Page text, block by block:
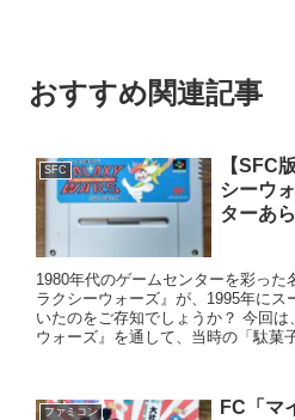
おすすめ関連記事
SFC
【SFC
シーウ
ターあ
1980年代のゲームセンターを彩った
ラクシーウォーズ』が、1995年にス
いたのをご存知でしょうか？ 今回
ウォーズ』を通して、当時の「駄菓
ファミコン
FC「マ